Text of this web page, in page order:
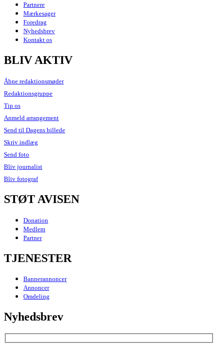
Partnere
Mærkesager
Foredrag
Nyhedsbrev
Kontakt os
BLIV AKTIV
Åbne redaktionsmøder
Redaktionsgruppe
Tip os
Anmeld arrangement
Send til Dagens billede
Skriv indlæg
Send foto
Bliv journalist
Bliv fotograf
STØT AVISEN
Donation
Medlem
Partner
TJENESTER
Bannerannoncer
Annoncer
Omdeling
Nyhedsbrev